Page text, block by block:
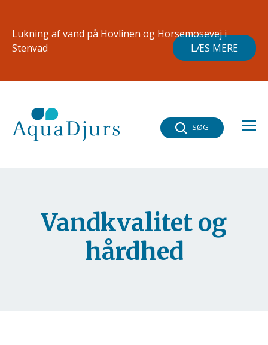
Lukning af vand på Hovlinen og Horsemosevej i
Stenvad
LÆS MERE
SØG
Vandkvalitet og
hårdhed